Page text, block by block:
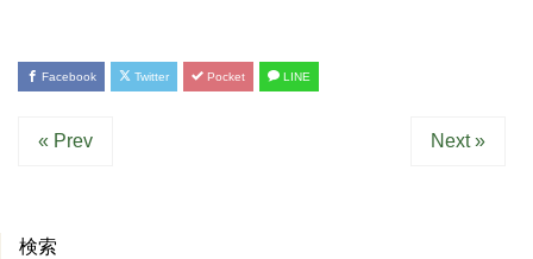
Facebook Twitter Pocket LINE
« Prev Next »
検索